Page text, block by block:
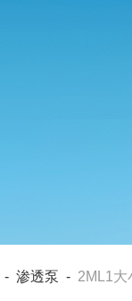
- 渗透泵 - 2ML1大